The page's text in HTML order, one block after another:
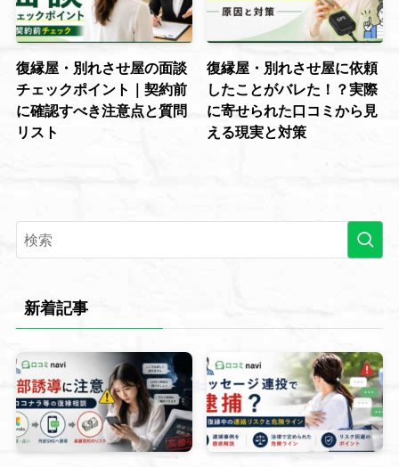
復縁屋・別れさせ屋の面談
チェックポイント｜契約前
に確認すべき注意点と質問
リスト
復縁屋・別れさせ屋に依頼
したことがバレた！？実際
に寄せられた口コミから見
える現実と対策
新着記事